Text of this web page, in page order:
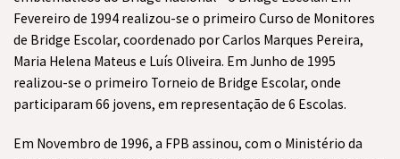
Fevereiro de 1994 realizou-se o primeiro Curso de Monitores
de Bridge Escolar, coordenado por Carlos Marques Pereira,
Maria Helena Mateus e Luís Oliveira. Em Junho de 1995
realizou-se o primeiro Torneio de Bridge Escolar, onde
participaram 66 jovens, em representação de 6 Escolas.
Em Novembro de 1996, a FPB assinou, com o Ministério da